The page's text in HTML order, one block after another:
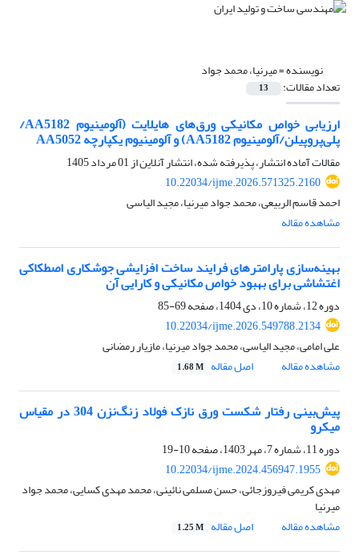
نویسنده =میرنیا، محمد جواد
تعداد مقالات: 13
ارزیابی خواص مکانیکی ورق‌های هایلایت (آلومینیوم AA5182/
پلی‌پروپیلن/آلومینیوم AA5182) و آلومینیوم یکپارچه AA5052
مقالات آماده انتشار، پذیرفته شده، انتشار آنلاین از01 مرداد 1405
10.22034/ijme.2026.571325.2160
احمد قاسم الربیعی، محمد جواد میرنیا، مجید الیاسی
مشاهده مقاله
بهینه‌سازی پارامترهای فرایند ساخت افزایشی جوشکاری اصطکاکی
اغتشاشی برای بهبود خواص مکانیکی و کارایی آن
دوره 12، شماره 10، دی 1404، صفحه
69-85
10.22034/ijme.2026.549788.2134
علی امامی، مجید الیاسی، محمد جواد میرنیا، مازیار رمضانی
مشاهده مقاله
اصل مقاله 1.68 M
پیش‌بینی رفتار شکست ورق نازک فولاد زنگ‌نزن 304 در مقیاس
میکرو
دوره 11، شماره 7، مهر 1403، صفحه
10-19
10.22034/ijme.2024.456947.1955
مهدی کریمی فیروزجائی، حسن مسلمی نائینی، محمد مهدی کسایی، محمد جواد
میرنیا
مشاهده مقاله
اصل مقاله 1.25 M